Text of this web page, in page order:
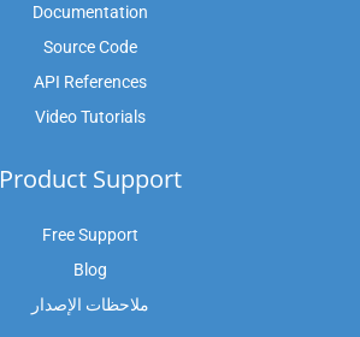
Documentation
Source Code
API References
Video Tutorials
Product Support
Free Support
Blog
ملاحظات الإصدار